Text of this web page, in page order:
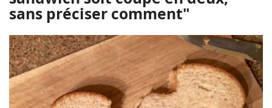
sans préciser comment"